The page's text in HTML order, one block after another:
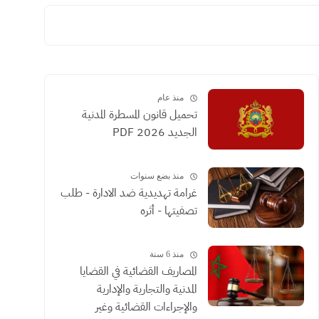
منذ عام
تحميل قانون المسطرة المدنية
الجديد 2026 PDF
منذ بضع سنوات
غرامة تهديدية ضد الادارة - طلب
تصفيتها - أثره
منذ 6 سنة
المصاريف القضائية في القضايا
المدنية والتجارية والإدارية
والإجراءات القضائية وغير